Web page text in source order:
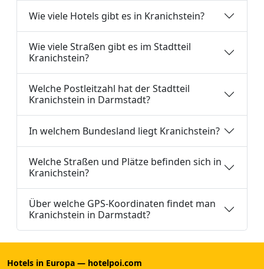
Wie viele Hotels gibt es in Kranichstein?
Wie viele Straßen gibt es im Stadtteil
Kranichstein?
Welche Postleitzahl hat der Stadtteil
Kranichstein in Darmstadt?
In welchem Bundesland liegt Kranichstein?
Welche Straßen und Plätze befinden sich in
Kranichstein?
Über welche GPS-Koordinaten findet man
Kranichstein in Darmstadt?
Hotels in Europa — hotelpoi.com